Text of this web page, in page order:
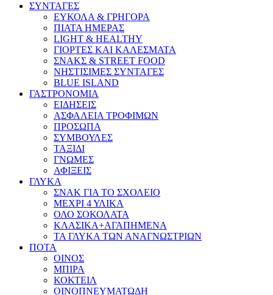
ΣΥΝΤΑΓΕΣ
ΕΥΚΟΛΑ & ΓΡΗΓΟΡΑ
ΠΙΑΤΑ ΗΜΕΡΑΣ
LIGHT & HEALTHY
ΓΙΟΡΤΕΣ ΚΑΙ ΚΑΛΕΣΜΑΤΑ
ΣΝΑΚΣ & STREET FOOD
ΝΗΣΤΙΣΙΜΕΣ ΣΥΝΤΑΓΕΣ
BLUE ISLAND
ΓΑΣΤΡΟΝΟΜΙΑ
ΕΙΔΗΣΕΙΣ
ΑΣΦΑΛΕΙΑ ΤΡΟΦΙΜΩΝ
ΠΡΟΣΩΠΑ
ΣΥΜΒΟΥΛΕΣ
ΤΑΞΙΔΙ
ΓΝΩΜΕΣ
ΑΦΙΞΕΙΣ
ΓΛΥΚΑ
ΣΝΑΚ ΓΙΑ ΤΟ ΣΧΟΛΕΙΟ
ΜΕΧΡΙ 4 ΥΛΙΚΑ
ΟΛΟ ΣΟΚΟΛΑΤΑ
ΚΛΑΣΙΚΑ+ΑΓΑΠΗΜΕΝΑ
ΤΑ ΓΛΥΚΑ ΤΩΝ ΑΝΑΓΝΩΣΤΡΙΩΝ
ΠΟΤΑ
ΟΙΝΟΣ
ΜΠΙΡΑ
ΚΟΚΤΕΙΛ
ΟΙΝΟΠΝΕΥΜΑΤΩΔΗ